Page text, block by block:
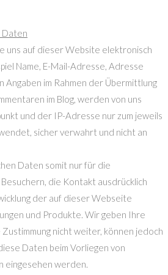
Daten
uns auf dieser Website elektronisch
Name, E-Mail-Adresse, Adresse
im Rahmen der Übermittlung
im Blog, werden von uns
und der IP-Adresse nur zum jeweils
sicher verwahrt und nicht an
Daten somit nur für die
die Kontakt ausdrücklich
der auf dieser Webseite
und Produkte. Wir geben Ihre
nicht weiter, können jedoch
Daten beim Vorliegen von
eingesehen werden.